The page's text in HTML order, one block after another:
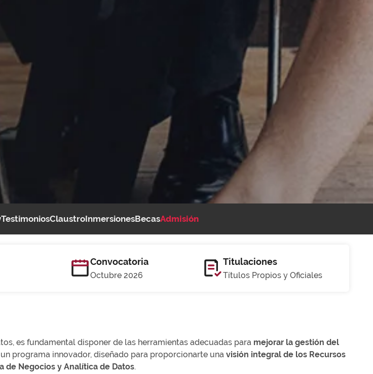
TestimoniosClaustroInmersionesBecasAdmisión
Convocatoria
Octubre 2026
Titulaciones
Títulos Propios y Oficiales
es fundamental disponer de las herramientas adecuadas para mejorar la gestión del
programa innovador, diseñado para proporcionarte una visión integral de los Recursos
de Negocios y Analítica de Datos.